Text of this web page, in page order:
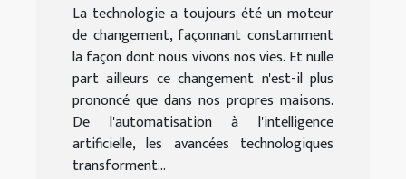
La technologie a toujours été un moteur
de changement, façonnant constamment
la façon dont nous vivons nos vies. Et nulle
part ailleurs ce changement n'est-il plus
prononcé que dans nos propres maisons.
De l'automatisation à l'intelligence
artificielle, les avancées technologiques
transforment...